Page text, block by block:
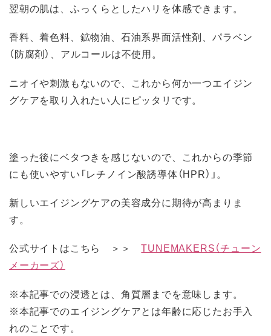
翌朝の肌は、ふっくらとしたハリを体感できます。
香料、着色料、鉱物油、石油系界面活性剤、パラベン
（防腐剤）、アルコールは不使用。
ニオイや刺激もないので、これから何か一つエイジン
グケアを取り入れたい人にピッタリです。
塗った後にベタつきを感じないので、これからの季節
にも使いやすい「レチノイン酸誘導体（HPR）」。
新しいエイジングケアの美容成分に期待が高まりま
す。
公式サイトはこちら ＞＞TUNEMAKERS（チューン
メーカーズ）
※本記事での浸透とは、角質層までを意味します。
※本記事でのエイジングケアとは年齢に応じたお手入
れのことです。